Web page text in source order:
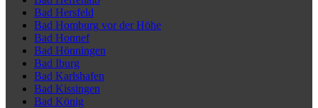
Bad Hersfeld
Bad Homburg vor der Höhe
Bad Honnef
Bad Hönningen
Bad Iburg
Bad Karlshafen
Bad Kissingen
Bad König